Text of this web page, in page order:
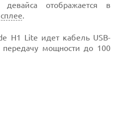
отображается в
.
H1 Lite идет кабель USB-
передачу мощности до 100